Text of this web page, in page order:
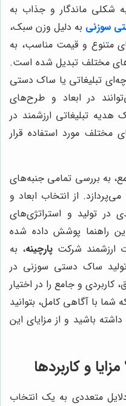
شکلی ماندگار و جذاب به
سوزنی به دلیل وزن سبک،
متنوع و قیمت مناسب، به
مختلف تبدیل شده است.
تبلیغاتی یا ساک دستی
در ابعاد و طرح‌های
هدیه تبلیغاتی ارزشمند در
مختلف مورد استفاده قرار
به بررسی تمامی جنبه‌های
از انتخاب ابعاد و
در تولید و استراتژی‌های
راهنما پوشش داده شده
ارزشمند شرکتپارچینه، به
ساک دستی سوزنی در
کاربردی و جامع را در اختیار
با آگاهی کامل، بتوانید
باشید و از مزایای این
و کاربردها
متعددی به یک انتخاب